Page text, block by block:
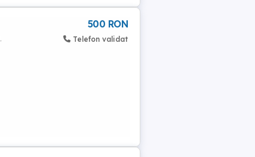
500 RON
Telefon validat